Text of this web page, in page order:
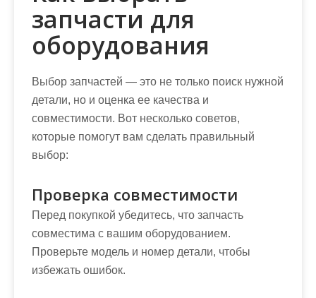
запчасти для
оборудования
Выбор запчастей — это не только поиск нужной
детали, но и оценка ее качества и
совместимости. Вот несколько советов,
которые помогут вам сделать правильный
выбор:
Проверка совместимости
Перед покупкой убедитесь, что запчасть
совместима с вашим оборудованием.
Проверьте модель и номер детали, чтобы
избежать ошибок.